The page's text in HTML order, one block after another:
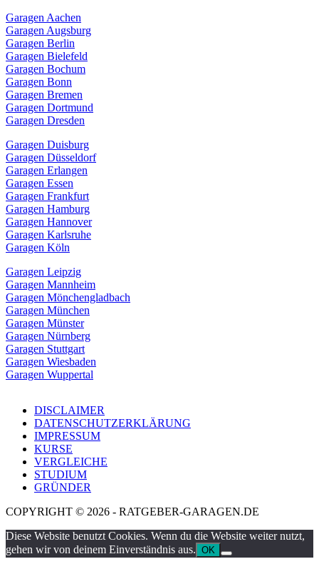
Garagen Aachen
Garagen Augsburg
Garagen Berlin
Garagen Bielefeld
Garagen Bochum
Garagen Bonn
Garagen Bremen
Garagen Dortmund
Garagen Dresden
Garagen Duisburg
Garagen Düsseldorf
Garagen Erlangen
Garagen Essen
Garagen Frankfurt
Garagen Hamburg
Garagen Hannover
Garagen Karlsruhe
Garagen Köln
Garagen Leipzig
Garagen Mannheim
Garagen Mönchengladbach
Garagen München
Garagen Münster
Garagen Nürnberg
Garagen Stuttgart
Garagen Wiesbaden
Garagen Wuppertal
DISCLAIMER
DATENSCHUTZERKLÄRUNG
IMPRESSUM
KURSE
VERGLEICHE
STUDIUM
GRÜNDER
COPYRIGHT © 2026 - RATGEBER-GARAGEN.DE
Diese Website benutzt Cookies. Wenn du die Website weiter nutzt,
gehen wir von deinem Einverständnis aus. OK